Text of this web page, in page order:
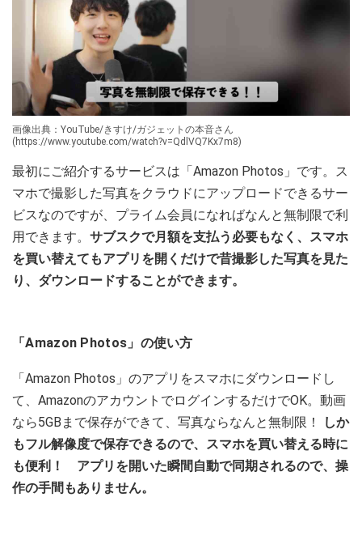
画像出典：YouTube/きすけ/ガジェットの本音さん
(https://www.youtube.com/watch?v=QdlVQ7Kx7m8)
最初にご紹介するサービスは「Amazon Photos」です。ス
マホで撮影した写真をクラウドにアップロードできるサー
ビスなのですが、プライム会員になればなんと無制限で利
用できます。 サブスクで月額を支払う必要もなく、スマホ
を買い替えてもアプリを開くだけで昔撮影した写真を見た
り、ダウンロードすることができます。
「Amazon Photos」の使い方
「Amazon Photos」のアプリをスマホにダウンロードし
て、AmazonのアカウントでログインするだけでOK。動画
なら5GBまで保存ができて、写真ならなんと無制限！
しか
もフル解像度で保存できるので、スマホを買い替える時に
も便利！ アプリを開いた瞬間自動で同期されるので、操
作の手間もありません。